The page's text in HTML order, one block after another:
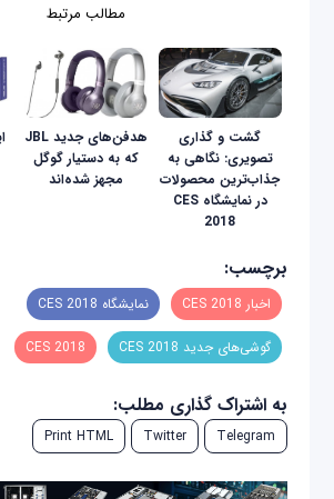
مطالب مرتبط
گشت و گذاری
تصویری: نگاهی به
جذاب‌ترین محصولات
در نمایشگاه CES
2018
هدفن‌های جديد JBL
که به دستیار گوگل
مجهز شده‌اند
برچسب:
اخبار CES 2018 نمایشگاه CES 2018
گوشی‌های جدید CES 2018 CES 2018
به اشتراک گذاری مطلب:
Telegram
Twitter
Print HTML